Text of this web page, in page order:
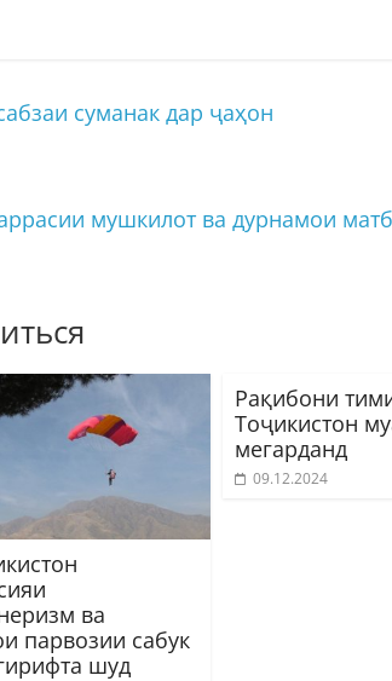
суманак дар ҷаҳон
мушкилот ва дурнамои
ва
парвозии сабук
шуд
Рақибони
Тоҷикистон
мегарданд
09.12.2024